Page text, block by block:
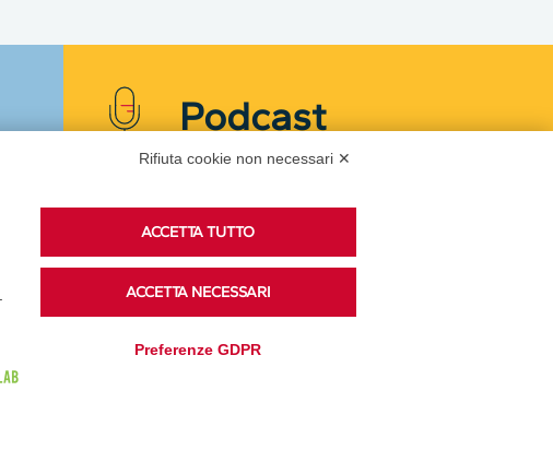
Podcast
Ascolta i podcast di approfondimento di Legacoop
su Spreaker.
Rifiuta cookie non necessari ✕
ACCETTA TUTTO
ACCETTA NECESSARI
Preferenze GDPR